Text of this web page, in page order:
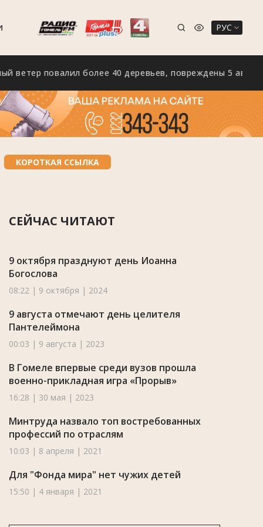
РУС
повалил более 40 деревьев, повреждены 5
КОРОТКАЯ ССЫЛКА
СЕЙЧАС ЧИТАЮТ
9 октября празднуют день Иоанна
Богослова
08:22 | 9 октября | 2024
9 августа отмечают день целителя
Пантелеймона
00:03 | 9 августа | 2023
В Гомеле впервые среди вузов прошла
военно-прикладная игра «Прорыв»
16:28 | 30 мая | 2023
Минтруда назвало топ востребованных
профессий по отраслям
10:03 | 8 апреля | 2021
Для "Фонда мира" нет чужих детей
15:50 | 4 января | 2021